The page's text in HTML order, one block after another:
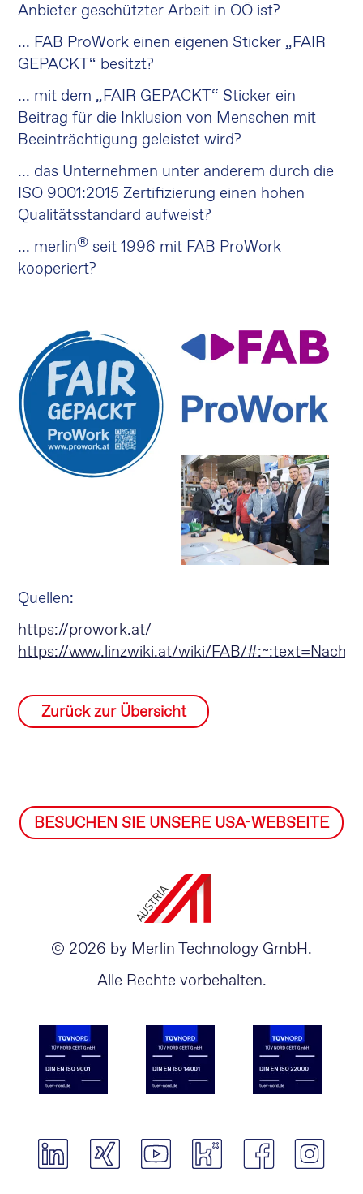
Anbieter geschützter Arbeit in OÖ ist?
... FAB ProWork einen eigenen Sticker „FAIR
GEPACKT“ besitzt?
... mit dem „FAIR GEPACKT“ Sticker ein
Beitrag für die Inklusion von Menschen mit
Beeinträchtigung geleistet wird?
... das Unternehmen unter anderem durch die
ISO 9001:2015 Zertifizierung einen hohen
Qualitätsstandard aufweist?
... merlin® seit 1996 mit FAB ProWork
kooperiert?
Quellen:
https://prowork.at/
https://www.linzwiki.at/wiki/FAB/
Zurück zur Übersicht
BESUCHEN SIE UNSERE USA-WEBSEITE
© 2026 by Merlin Technology GmbH.
Alle Rechte vorbehalten.